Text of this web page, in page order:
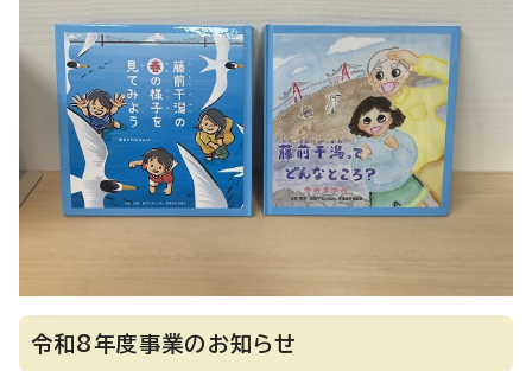
令和8年度事業のお知らせ